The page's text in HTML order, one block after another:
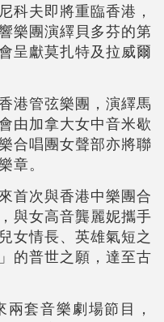
科夫即將重臨香港，
樂團演繹貝多芬的第
呈獻莫扎特及拉威爾
港管弦樂團，演繹馬
由加拿大女中音米歇
合唱團女聲部亦將聯
章。
首次與香港中樂團合
與女高音龔麗妮攜手
女情長、英雄氣短之
的普世之願，達至古
套音樂劇場節目，